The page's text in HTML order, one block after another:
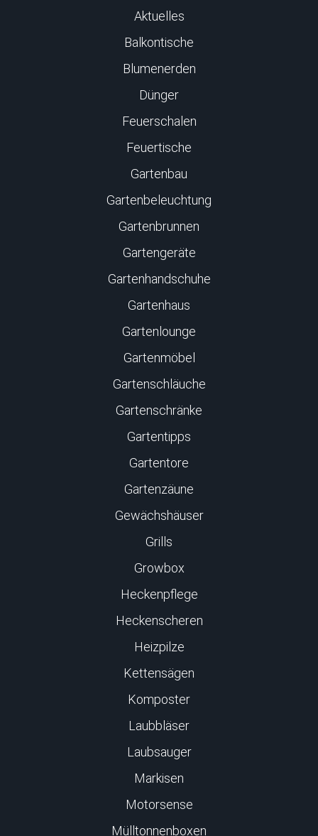
Aktuelles
Balkontische
Blumenerden
Dünger
Feuerschalen
Feuertische
Gartenbau
Gartenbeleuchtung
Gartenbrunnen
Gartengeräte
Gartenhandschuhe
Gartenhaus
Gartenlounge
Gartenmöbel
Gartenschläuche
Gartenschränke
Gartentipps
Gartentore
Gartenzäune
Gewächshäuser
Grills
Growbox
Heckenpflege
Heckenscheren
Heizpilze
Kettensägen
Komposter
Laubbläser
Laubsauger
Markisen
Motorsense
Mülltonnenboxen